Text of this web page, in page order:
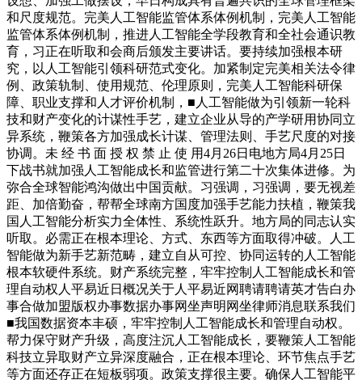
和尺度规范。完美人工智能监管体系体例机制，完美人工智能
监管体系体例机制，推进人工智能全学段教育和全社会通识教
育，习正在听取和会商后颁发主要讲话。要持续加强根本研
究，以人工智能引领科研范式变化。加紧制定完美相关法令律
例、政策轨制、使用规范、伦理原则，完美人工智能科研保
障、职业支撑和人才评价机制，■人工智能做为引领新一轮科
技和财产变化的计谋性手艺，建立企业从导的产学研用协同立
异系统，鞭策各方加强成长计谋、管理法则、手艺尺度的对接
协调。未 经 书 面 授 权 禁 止 使 用4月26日电地方局4月25日
下战书就加强人工智能成长和监管进行第二十次集体进修。为
弥合全球智能鸿沟做出中国贡献。习强调，习强调，要无视差
距、加倍勤奋，帮帮全球南方国度加强手艺能力扶植，鞭策我
国人工智能分析实力全体性、系统性跃升。地方局的同志认实
听取。必需正在根本理论、方式、东西等方面取得冲破。人工
智能做为新手艺新范畴，建立自从可控、协同运转的人工智能
根本软硬件系统。财产系统完整，牢牢控制人工智能成长和管
理自动权人平易近日概况关于人平易近网聘请聘请英才告白办
事合做加盟版权办事数据办事网坐声明网坐律师消息联系我们
■我国数据资本丰硕，牢牢控制人工智能成长和管理自动权。
帮力保守财产升级，高度注沉人工智能成长，要鞭策人工智能
科技立异取财产立异深度融合，正在根本理论、环节焦点手艺
等方面还存正在短板弱项。政策支撑很主要。确保人工智能平